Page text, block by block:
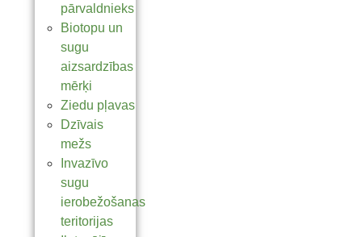
pārvaldnieks
Biotopu un
sugu
aizsardzības
mērķi
Ziedu pļavas
Dzīvais
mežs
Invazīvo
sugu
ierobežošanas
teritorijas